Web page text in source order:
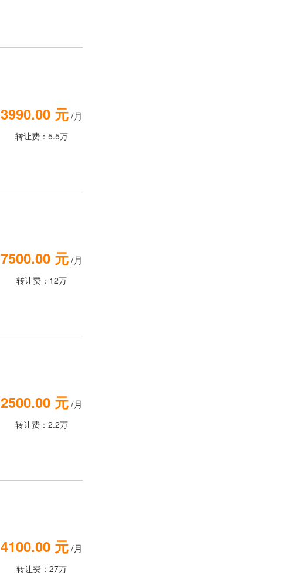
3990.00 元/月
转让费：5.5万
7500.00 元/月
转让费：12万
2500.00 元/月
转让费：2.2万
4100.00 元/月
转让费：27万